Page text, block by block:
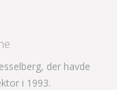
der havde
i 1993.